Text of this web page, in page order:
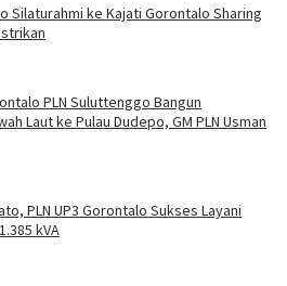
Silaturahmi ke Kajati Gorontalo Sharing
PLN Suluttenggo Bangun
Laut ke Pulau Dudepo, GM PLN Usman
PLN UP3 Gorontalo Sukses Layani
kVA